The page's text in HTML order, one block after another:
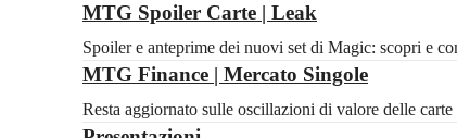
MTG Spoiler Carte | Leak
Spoiler e anteprime dei nuovi set di Magic: scopri e
MTG Finance | Mercato Singole
Resta aggiornato sulle oscillazioni di valore delle